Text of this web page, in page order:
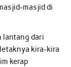
masjid di
lantang dari
kira-kira
kerap